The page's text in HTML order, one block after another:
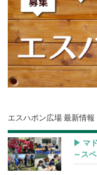
エスハポン広場 最新情報
▶︎ マ
～ス